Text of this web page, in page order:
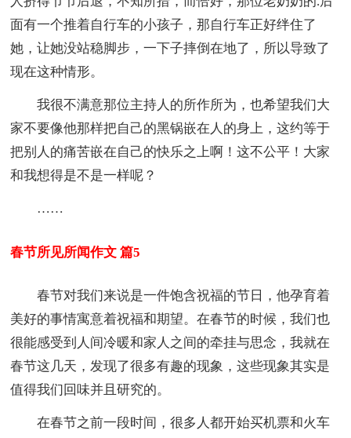
面有一个推着自行车的小孩子，那自行车正好绊住了
她，让她没站稳脚步，一下子摔倒在地了，所以导致了
现在这种情形。
我很不满意那位主持人的所作所为，也希望我们大
家不要像他那样把自己的黑锅嵌在人的身上，这约等于
把别人的痛苦嵌在自己的快乐之上啊！这不公平！大家
和我想得是不是一样呢？
……
春节所见所闻作文 篇5
春节对我们来说是一件饱含祝福的节日，他孕育着
美好的事情寓意着祝福和期望。在春节的时候，我们也
很能感受到人间冷暖和家人之间的牵挂与思念，我就在
春节这几天，发现了很多有趣的现象，这些现象其实是
值得我们回味并且研究的。
在春节之前一段时间，很多人都开始买机票和火车